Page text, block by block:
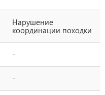
Нарушение
координации походки
-
-